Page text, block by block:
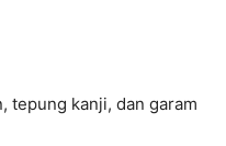
tepung kanji, dan garam